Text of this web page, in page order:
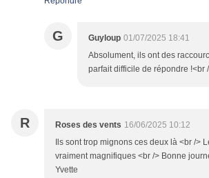
G Guyloup 01/07/2025 18:41
Absolument, ils ont des
parfait difficile de répondre !<br
R Roses des vents 16/06/2025 10:12
Ils sont trop mignons ces deux là <br />
vraiment magnifiques <br /> Bonne
Yvette